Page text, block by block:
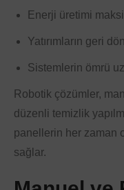
Enerji üretimi
Yatırımların geri
Sistemlerin ömrü
Robotik çözümler,
düzenli temizlik
panellerin her zaman
sağlar.